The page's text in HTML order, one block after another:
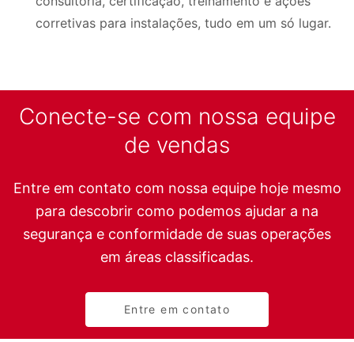
corretivas para instalações, tudo em um só lugar.
Conecte-se com nossa equipe
de vendas
Entre em contato com nossa equipe hoje mesmo
para descobrir como podemos ajudar a na
segurança e conformidade de suas operações
em áreas classificadas.
Entre em contato